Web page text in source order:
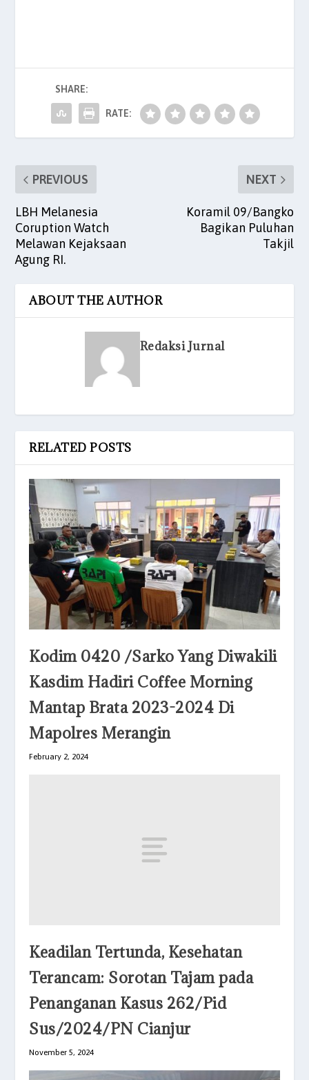
b
o
o
k
A
p
p
dI
n
t
SHARE:
RATE:
PREVIOUS
LBH Melanesia
Coruption Watch
Melawan Kejaksaan
Agung RI.
NEXT
Koramil 09/Bangko
Bagikan Puluhan
Takjil
ABOUT THE AUTHOR
Redaksi Jurnal
RELATED POSTS
Kodim 0420 /Sarko Yang Diwakili
Kasdim Hadiri Coffee Morning
Mantap Brata 2023-2024 Di
Mapolres Merangin
February 2, 2024
Keadilan Tertunda, Kesehatan
Terancam: Sorotan Tajam pada
Penanganan Kasus 262/Pid
Sus/2024/PN Cianjur
November 5, 2024